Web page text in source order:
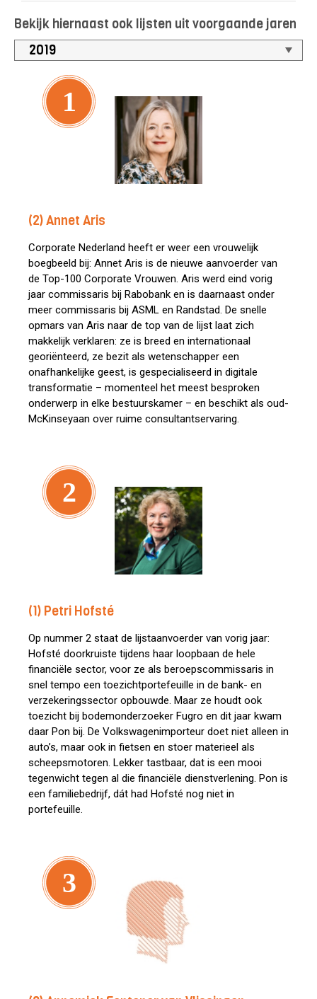
Bekijk hiernaast ook lijsten uit voorgaande jaren
1
(2) Annet Aris
Corporate Nederland heeft er weer een vrouwelijk
boegbeeld bij: Annet Aris is de nieuwe aanvoerder van
de Top-100 Corporate Vrouwen. Aris werd eind vorig
jaar commissaris bij Rabobank en is daarnaast onder
meer commissaris bij ASML en Randstad. De snelle
opmars van Aris naar de top van de lijst laat zich
makkelijk verklaren: ze is breed en internationaal
georiënteerd, ze bezit als wetenschapper een
onafhankelijke geest, is gespecialiseerd in digitale
transformatie – momenteel het meest besproken
onderwerp in elke bestuurskamer – en beschikt als oud-
McKinseyaan over ruime consultantservaring.
2
(1) Petri Hofsté
Op nummer 2 staat de lijstaanvoerder van vorig jaar:
Hofsté doorkruiste tijdens haar loopbaan de hele
financiële sector, voor ze als beroepscommissaris in
snel tempo een toezichtportefeuille in de bank- en
verzekeringssector opbouwde. Maar ze houdt ook
toezicht bij bodemonderzoeker Fugro en dit jaar kwam
daar Pon bij. De Volkswagenimporteur doet niet alleen in
auto’s, maar ook in fietsen en stoer materieel als
scheepsmotoren. Lekker tastbaar, dat is een mooi
tegenwicht tegen al die financiële dienstverlening. Pon is
een familiebedrijf, dát had Hofsté nog niet in
portefeuille.
3